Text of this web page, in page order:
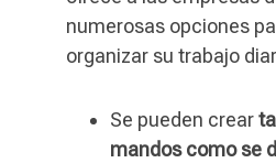
numerosas opciones
organizar su trabajo
Se pueden crear
mandos como se